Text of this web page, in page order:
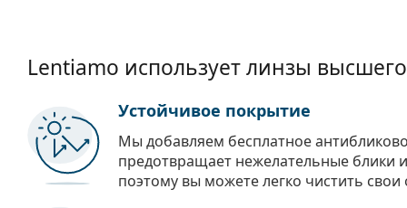
Lentiamo использует линзы высшего
Устойчивое покрытие
Мы добавляем бесплатное
предотвращает нежелательные блики
поэтому вы можете легко чистить свои